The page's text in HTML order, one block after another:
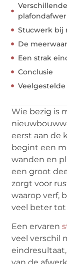
Stucwerk bij
De
Een strak
Conclusie
Veelgestelde
Wie bezig is
eerst aan de
begint een
wanden en
een groot
zorgt voor
waarop verf,
veel beter
Een ervaren
veel verschil